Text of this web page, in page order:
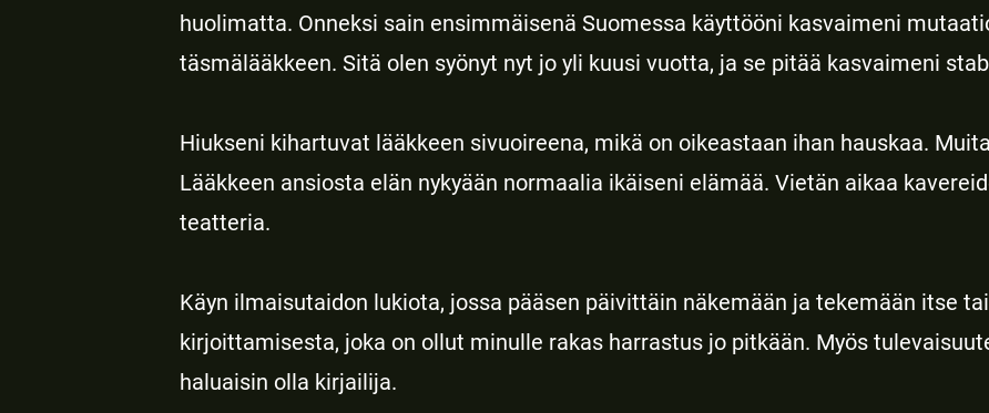
huolimatta. Onneksi sain ensimmäisenä Suomessa käyttööni kasvaimeni
täsmälääkkeen. Sitä olen syönyt nyt jo yli kuusi vuotta, ja se pitää kasvaimeni
Hiukseni kihartuvat lääkkeen sivuoireena, mikä on oikeastaan ihan hauskaa.
Lääkkeen ansiosta elän nykyään normaalia ikäiseni elämää. Vietän aikaa
teatteria.
Käyn ilmaisutaidon lukiota, jossa pääsen päivittäin näkemään ja tekemään itse
kirjoittamisesta, joka on ollut minulle rakas harrastus jo pitkään. Myös
haluaisin olla kirjailija.